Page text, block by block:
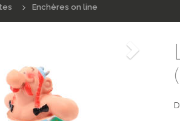
Enchères on line
Suivant